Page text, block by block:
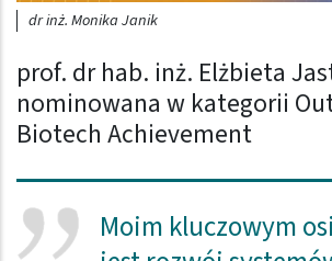
dr inż. Monika Janik
prof. dr hab. inż. Elżbieta
nominowana w kategorii
Biotech Achievement
Moim kluczowym